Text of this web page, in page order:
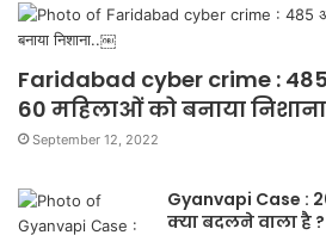
Faridabad cyber crime :
60 महिलाओं को बनाया
September 12, 2022
Gyanvapi Case
क्या बदलने वाला है ?